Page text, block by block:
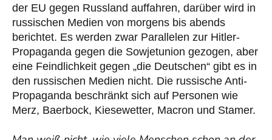
der EU gegen Russland auffahren, darüber wird in
russischen Medien von morgens bis abends
berichtet. Es werden zwar Parallelen zur Hitler-
Propaganda gegen die Sowjetunion gezogen, aber
eine Feindlichkeit gegen „die Deutschen“ gibt es in
den russischen Medien nicht. Die russische Anti-
Propaganda beschränkt sich auf Personen wie
Merz, Baerbock, Kiesewetter, Macron und Stamer.